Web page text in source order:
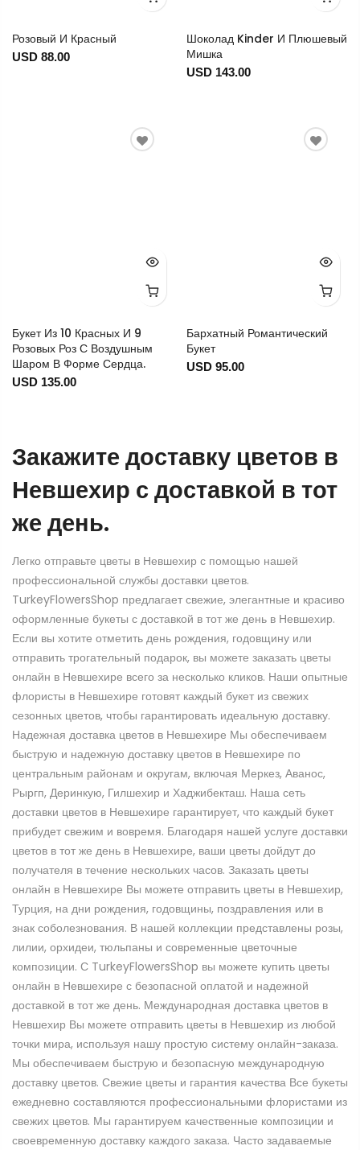
Розовый И Красный
USD 88.00
Шоколад Kinder И Плюшевый
Мишка
USD 143.00
Букет Из 10 Красных И 9
Розовых Роз С Воздушным
Шаром В Форме Сердца.
USD 135.00
Бархатный Романтический
Букет
USD 95.00
Закажите доставку цветов в
Невшехир с доставкой в тот
же день.
Легко отправьте цветы в Невшехир с помощью нашей
профессиональной службы доставки цветов.
TurkeyFlowersShop предлагает свежие, элегантные и красиво
оформленные букеты с доставкой в тот же день в Невшехир.
Если вы хотите отметить день рождения, годовщину или
отправить трогательный подарок, вы можете заказать цветы
онлайн в Невшехире всего за несколько кликов. Наши опытные
флористы в Невшехире готовят каждый букет из свежих
сезонных цветов, чтобы гарантировать идеальную доставку.
Надежная доставка цветов в Невшехире Мы обеспечиваем
быструю и надежную доставку цветов в Невшехире по
центральным районам и округам, включая Меркез, Аванос,
Рыргп, Деринкую, Гилшехир и Хаджибекташ. Наша сеть
доставки цветов в Невшехире гарантирует, что каждый букет
прибудет свежим и вовремя. Благодаря нашей услуге доставки
цветов в тот же день в Невшехире, ваши цветы дойдут до
получателя в течение нескольких часов. Заказать цветы
онлайн в Невшехире Вы можете отправить цветы в Невшехир,
Турция, на дни рождения, годовщины, поздравления или в
знак соболезнования. В нашей коллекции представлены розы,
лилии, орхидеи, тюльпаны и современные цветочные
композиции. С TurkeyFlowersShop вы можете купить цветы
онлайн в Невшехире с безопасной оплатой и надежной
доставкой в тот же день. Международная доставка цветов в
Невшехир Вы можете отправить цветы в Невшехир из любой
точки мира, используя нашу простую систему онлайн-заказа.
Мы обеспечиваем быструю и безопасную международную
доставку цветов. Свежие цветы и гарантия качества Все букеты
ежедневно составляются профессиональными флористами из
свежих цветов. Мы гарантируем качественные композиции и
своевременную доставку каждого заказа. Часто задаваемые